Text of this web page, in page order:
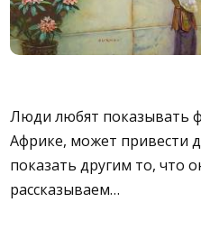
Люди любят показывать
Африке, может привести
показать другим то, что
рассказываем…